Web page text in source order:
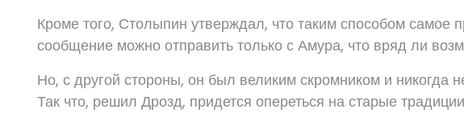
Кроме того, Столыпин утверждал, что таким способом самое
сообщение можно отправить только с Амура, что вряд ли
Но, с другой стороны, он был великим скромником и никогда
Так что, решил Дрозд, придется опереться на старые